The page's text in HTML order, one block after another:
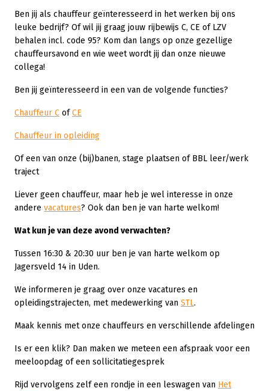
Ben jij als chauffeur geïnteresseerd in het werken bij ons
leuke bedrijf? Of wil jij graag jouw rijbewijs C, CE of LZV
behalen incl. code 95? Kom dan langs op onze gezellige
chauffeursavond en wie weet wordt jij dan onze nieuwe
collega!
Ben jij geïnteresseerd in een van de volgende functies?
Chauffeur C ofCE
Chauffeur in opleiding
Of een van onze (bij)banen, stage plaatsen of BBL leer/werk
traject
Liever geen chauffeur, maar heb je wel interesse in onze
andere vacatures? Ook dan ben je van harte welkom!
Wat kun je van deze avond verwachten?
Tussen 16:30 & 20:30 uur ben je van harte welkom op
Jagersveld 14 in Uden.
We informeren je graag over onze vacatures en
opleidingstrajecten, met medewerking van STL.
Maak kennis met onze chauffeurs en verschillende afdelingen
Is er een klik? Dan maken we meteen een afspraak voor een
meeloopdag of een sollicitatiegesprek
Rijd vervolgens zelf een rondje in een leswagen van Het